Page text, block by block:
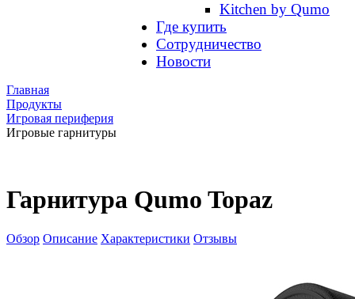
Kitchen by Qumo
Где купить
Сотрудничество
Новости
Главная
Продукты
Игровая периферия
Игровые гарнитуры
Гарнитура Qumo Topaz
Обзор Описание Характеристики Отзывы